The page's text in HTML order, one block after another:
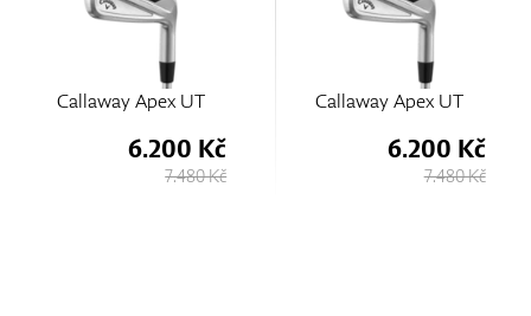
Callaway Apex UT
6.200 Kč
7.480 Kč
Callaway Apex UT
6.200 Kč
7.480 Kč